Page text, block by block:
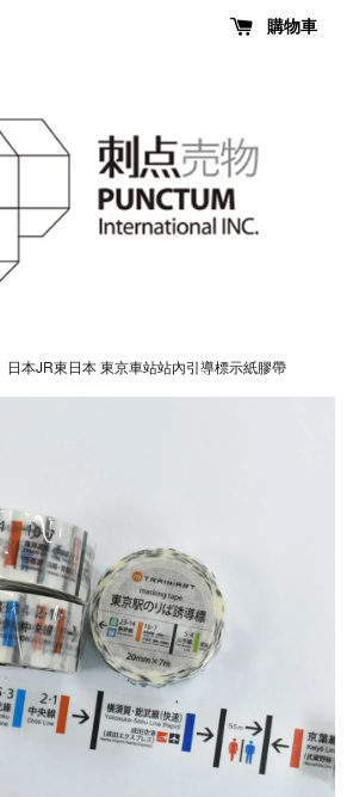
購物車
日本JR東日本 東京車站站內引導標示紙膠帶